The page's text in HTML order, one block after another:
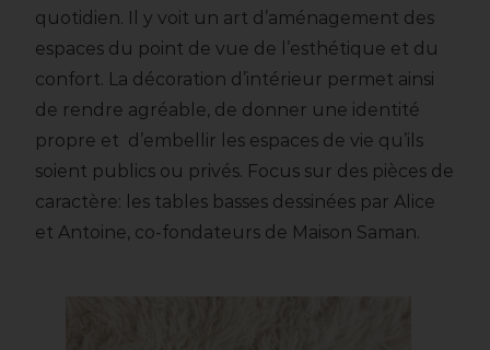
quotidien. Il y voit un art d’aménagement des
espaces du point de vue de l’esthétique et du
confort. La décoration d’intérieur permet ainsi
de rendre agréable, de donner une identité
propre et d’embellir les espaces de vie qu’ils
soient publics ou privés. Focus sur des pièces de
caractère: les tables basses dessinées par Alice
et Antoine, co-fondateurs de Maison Saman.